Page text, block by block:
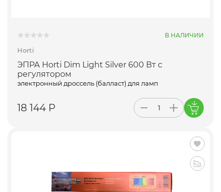
В НАЛИЧИИ
Horti
ЭПРА Horti Dim Light Silver 600 Вт с
регулятором
электронный дроссель (балласт) для ламп
18 144 Р